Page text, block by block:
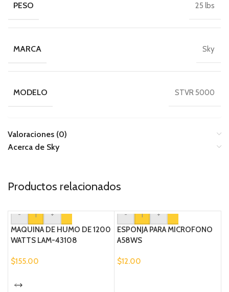
PESO 25 lbs
MARCA Sky
MODELO STVR 5000
Valoraciones (0)
Acerca de Sky
Productos relacionados
-
+
MAQUINA DE HUMO DE 1200
WATTS LAM-43108
$155.00
-
+
ESPONJA PARA MICROFONO
A58WS
$12.00